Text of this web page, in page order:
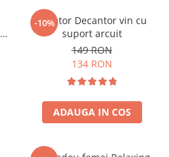
-10%
Aerator Decantor vin cu
suport arcuit
149 RON
134 RON
ADAUGA IN COS